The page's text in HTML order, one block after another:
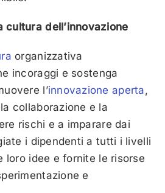
cultura dell’innovazione
organizzativa
incoraggi e sostenga
l’innovazione aperta ,
collaborazione e la
rischi e a imparare dai
i dipendenti a tutti i livelli
loro idee e fornite le risorse
e